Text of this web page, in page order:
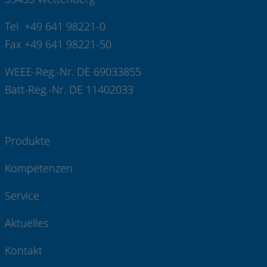
Tel +49 641 98221-0
Fax +49 641 98221-50
WEEE-Reg.-Nr. DE 69033855
Batt-Reg.-Nr. DE 11402033
Produkte
Kompetenzen
Service
Aktuelles
Kontakt